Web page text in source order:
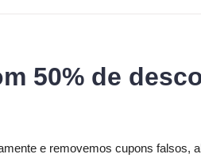
50% de
e removemos cupons falsos,